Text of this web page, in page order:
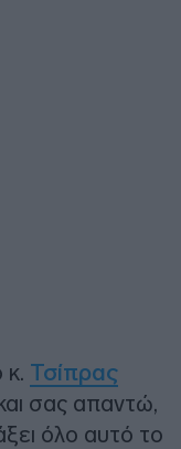
κ. Τσίπρας
σας απαντώ,
όλο αυτό το